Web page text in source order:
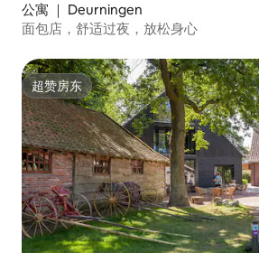
公寓 ｜ Deurningen
面包店，舒适过夜，放松身心
超赞房东
超赞房东